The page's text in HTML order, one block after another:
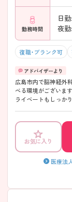
勤務時間
日
夜勤
復職・ブランク可
広島市内で脳神経外
べる環境がございま
ライベートもしっか
プター】をつけじっ
ダーを敷いて卒後教
非常に多く実施して
内しておりますので
さい。
お気に入り
医療法